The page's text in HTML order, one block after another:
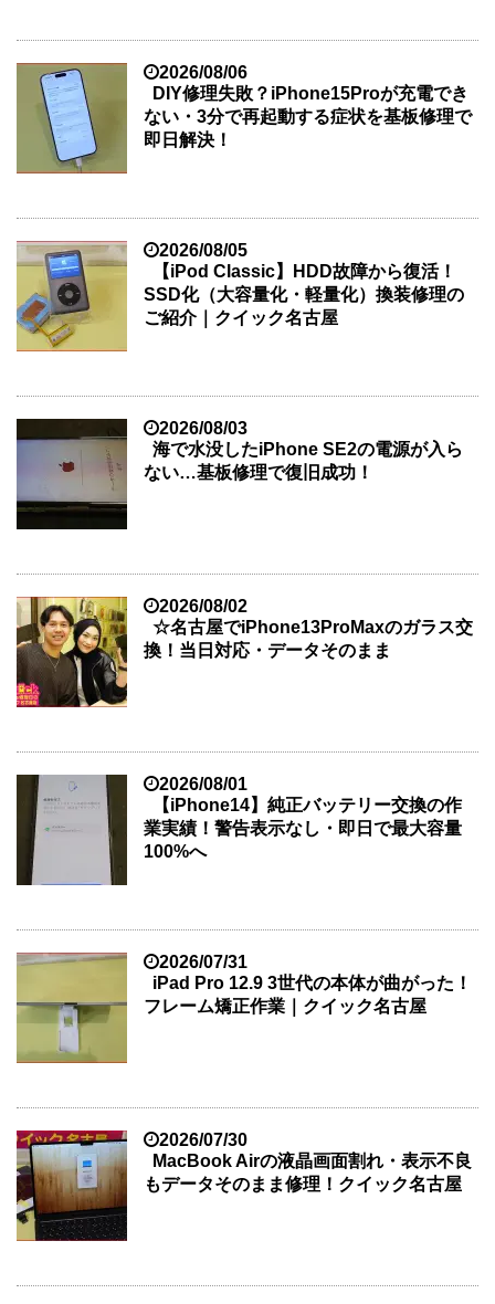
2026/08/06
DIY修理失敗？iPhone15Proが充電でき
ない・3分で再起動する症状を基板修理で
即日解決！
2026/08/05
【iPod Classic】HDD故障から復活！
SSD化（大容量化・軽量化）換装修理の
ご紹介｜クイック名古屋
2026/08/03
海で水没したiPhone SE2の電源が入ら
ない…基板修理で復旧成功！
2026/08/02
☆名古屋でiPhone13ProMaxのガラス交
換！当日対応・データそのまま
2026/08/01
【iPhone14】純正バッテリー交換の作
業実績！警告表示なし・即日で最大容量
100%へ
2026/07/31
iPad Pro 12.9 3世代の本体が曲がった！
フレーム矯正作業｜クイック名古屋
2026/07/30
MacBook Airの液晶画面割れ・表示不良
もデータそのまま修理！クイック名古屋